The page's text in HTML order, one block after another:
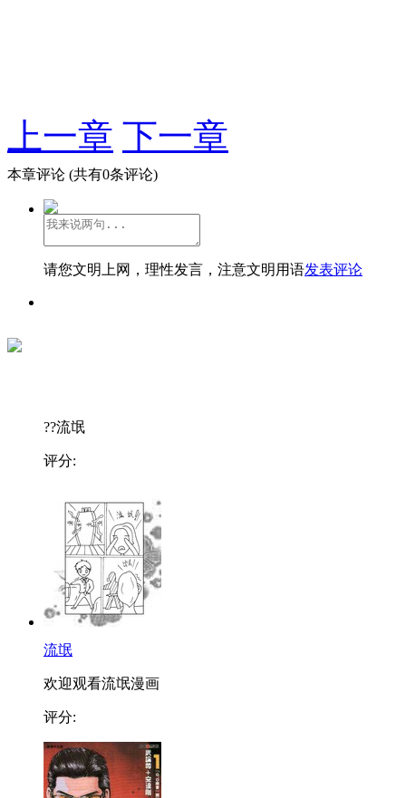
上一章 下一章
本章评论 (共有0条评论)
请您文明上网，理性发言，注意文明用语发表评论
??流氓
评分:
流氓
欢迎观看流氓漫画
评分: